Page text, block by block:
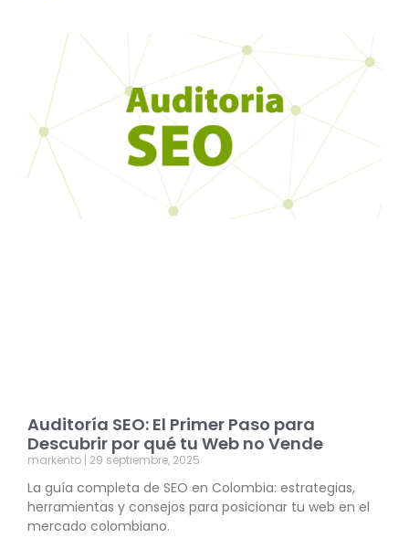
Auditoría SEO: El Primer Paso para
Descubrir por qué tu Web no Vende
markento 29 septiembre, 2025
La guía completa de SEO en Colombia: estrategias,
herramientas y consejos para posicionar tu web en el
mercado colombiano.